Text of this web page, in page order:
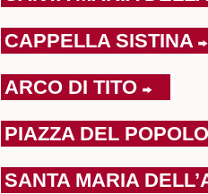
CAPPELLA SISTINA
ARCO DI TITO
PIAZZA DEL
SANTA MARIA